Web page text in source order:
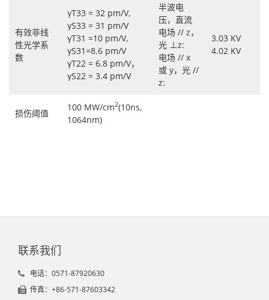
有效非线
性光学系
数
γT33 = 32 pm/V,
γS33 = 31 pm/V
γT31 =10 pm/V,
γS31=8.6 pm/V
γT22 = 6.8 pm/V，
γS22 = 3.4 pm/V
半波电
压，直流
电场 // z，
光 ⊥z:
电场 // x
或 y，光 //
z:
3.03 KV
4.02 KV
损伤阈值
100 MW/cm2(10ns,
1064nm)
联系我们
电话：0571-87920630
传真：+86-571-87603342